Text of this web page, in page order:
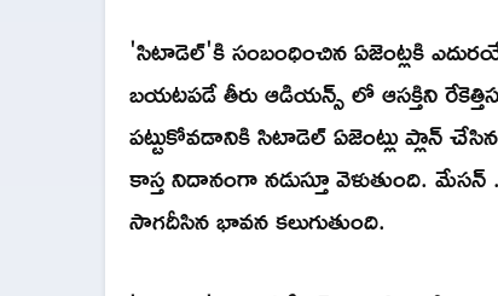
'సిటాడెల్'కి సంబంధించిన ఏజెంట్లకి
బయటపడే తీరు ఆడియన్స్ లో ఆసక్తిని
పట్టుకోవడానికి సిటాడెల్ ఏజెంట్లు ప్లాన్
కాస్త నిదానంగా నడుస్తూ వెళుతుంది.
సాగదీసిన భావన కలుగుతుంది.